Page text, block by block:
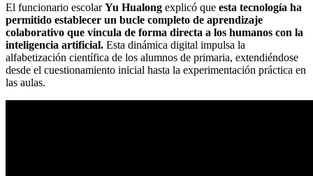
El funcionario escolarYu Hualong explicó que esta tecnología ha
permitido establecer un bucle completo de aprendizaje
colaborativo que vincula de forma directa a los humanos con la
inteligencia artificial. Esta dinámica digital impulsa la
alfabetización científica de los alumnos de primaria, extendiéndose
desde el cuestionamiento inicial hasta la experimentación práctica en
las aulas.